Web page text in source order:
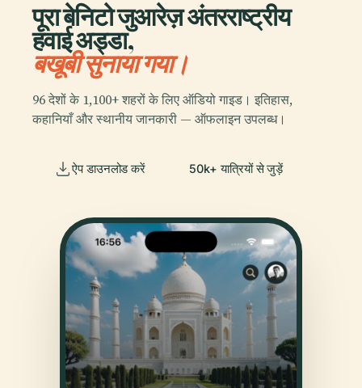
पूरा बेनिटो जुआरेज़ अंतरराष्ट्रीय
हवाई अड्डा,
बखूबी सुनाया गया।
96 देशों के 1,100+ शहरों के लिए ऑडियो गाइड। इतिहास,
कहानियाँ और स्थानीय जानकारी — ऑफलाइन उपलब्ध।
ऐप डाउनलोड करें 50k+ यात्रियों से जुड़ें